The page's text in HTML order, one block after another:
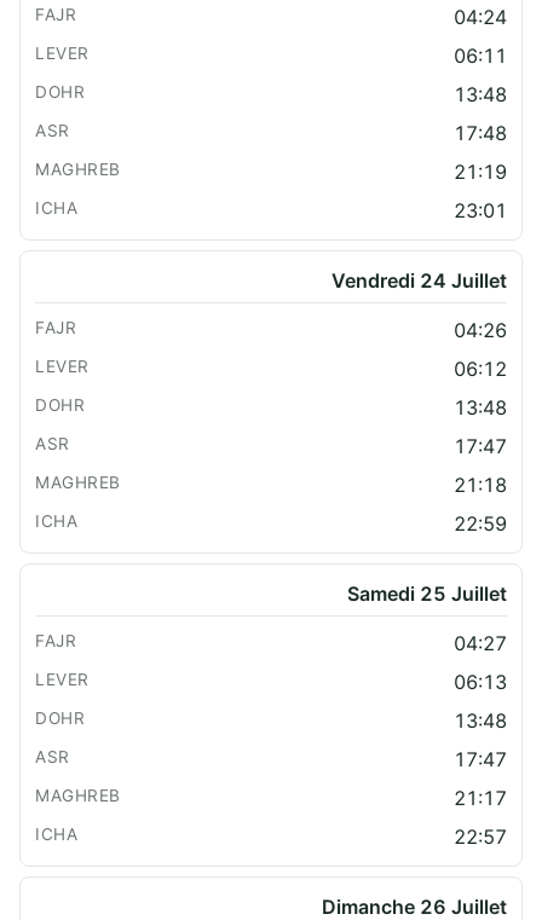
04:24
06:11
13:48
17:48
21:19
23:01
Vendredi 24 Juillet
04:26
06:12
13:48
17:47
21:18
22:59
Samedi 25 Juillet
04:27
06:13
13:48
17:47
21:17
22:57
Dimanche 26 Juillet